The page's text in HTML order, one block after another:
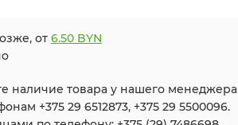
от 6.50 BYN
наличие товара у нашего менеджера
+375 29 6512873, +375 29 5500096.